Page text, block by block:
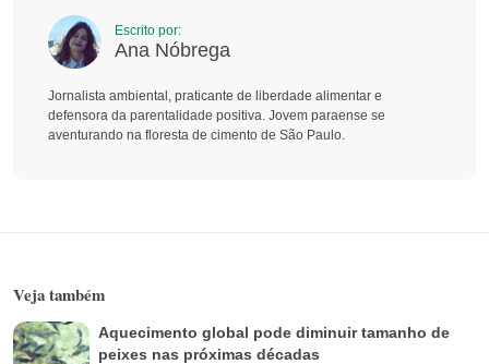
Escrito por:
Ana Nóbrega
Jornalista ambiental, praticante de liberdade alimentar e
defensora da parentalidade positiva. Jovem paraense se
aventurando na floresta de cimento de São Paulo.
Veja também
Aquecimento global pode diminuir tamanho de
peixes nas próximas décadas